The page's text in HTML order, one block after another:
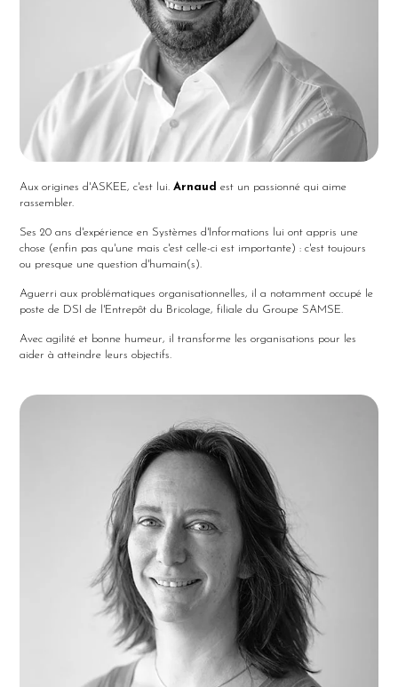
Aux origines d'ASKEE, c'est lui.Arnaud est un passionné qui aime
rassembler.
Ses 20 ans d'expérience en Systèmes d'Informations lui ont appris une
chose (enfin pas qu'une mais c'est celle-ci est importante) : c'est toujours
ou presque une question d'humain(s).
Aguerri aux problématiques organisationnelles, il a notamment occupé le
poste de DSI de l'Entrepôt du Bricolage, filiale du Groupe SAMSE.
Avec agilité et bonne humeur, il transforme les organisations pour les
aider à atteindre leurs objectifs.